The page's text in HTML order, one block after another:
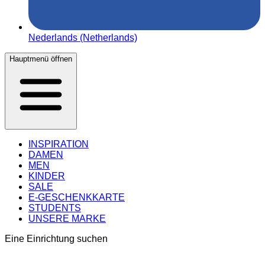
Nederlands (Netherlands)
Hauptmenü öffnen
INSPIRATION
DAMEN
MEN
KINDER
SALE
E-GESCHENKKARTE
STUDENTS
UNSERE MARKE
Eine Einrichtung suchen